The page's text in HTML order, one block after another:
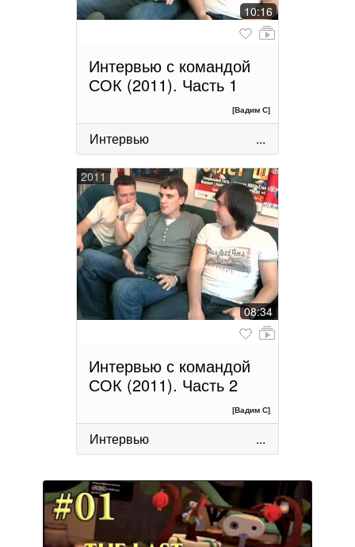
10:16
Интервью с командой
СОК (2011). Часть 1
[Вадим С]
Интервью ...
2011
08:34
Интервью с командой
СОК (2011). Часть 2
[Вадим С]
Интервью ...